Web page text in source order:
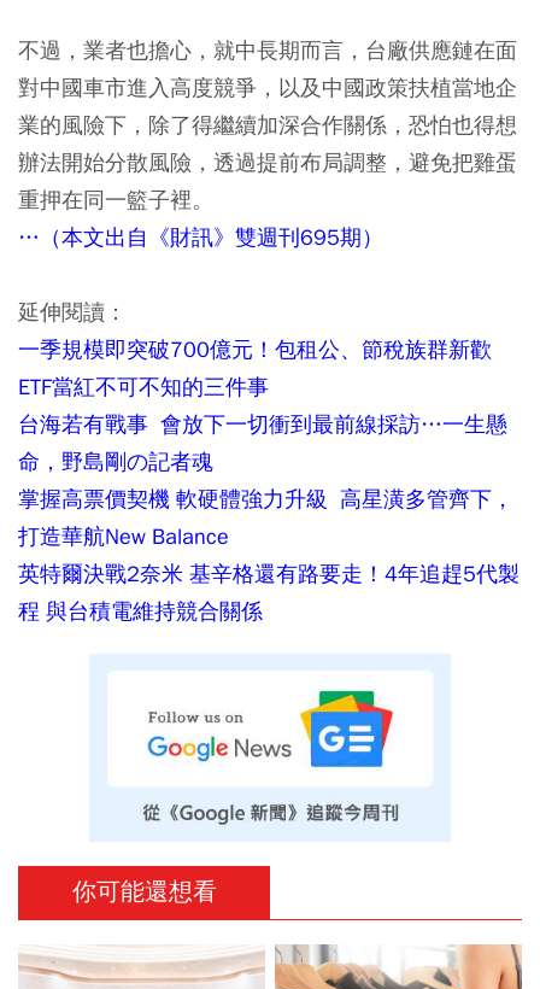
不過，業者也擔心，就中長期而言，台廠供應鏈在面
對中國車市進入高度競爭，以及中國政策扶植當地企
業的風險下，除了得繼續加深合作關係，恐怕也得想
辦法開始分散風險，透過提前布局調整，避免把雞蛋
重押在同一籃子裡。
…（本文出自《財訊》雙週刊695期）
延伸閱讀：
一季規模即突破700億元！包租公、節稅族群新歡
ETF當紅不可不知的三件事
台海若有戰事 會放下一切衝到最前線採訪…一生懸
命，野島剛の記者魂
掌握高票價契機 軟硬體強力升級 高星潢多管齊下，
打造華航New Balance
英特爾決戰2奈米 基辛格還有路要走！4年追趕5代製
程 與台積電維持競合關係
你可能還想看